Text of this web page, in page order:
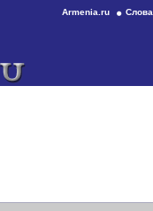
Armenia.ru